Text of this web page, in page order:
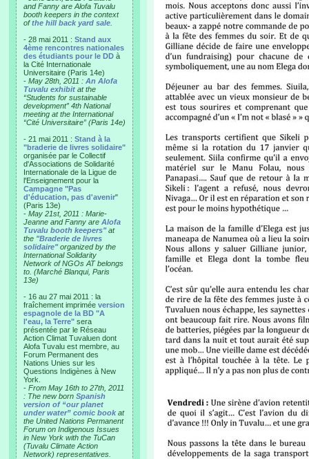
and Fanny are Alofa Tuvalu
booth keepers in the context
ofthe hill back yard sale
- 28 mai 2011 : Stand aux
4ème rencontres nationales
des étudiants pour le DD à
la Cité Internationale
Universitaire (Paris 14e)
- May 28th, 2011 : An Alofa
Tuvalu exhibit at the
“Students for sustainable
development” 4th National
meeting at the International
“Cité Universitaire” (Paris 14e)
- 21 mai 2011 : Stand à la
"braderie de livres solidaire"
organisée par le Collectif
d'Associations de Solidarité
Internationale de la Ligue de
l'Enseignement pour la
Campagne "Pas
d'éducation, pas d'avenir"
(Paris 13e)
- May 21st, 2011 : Marie-
Jeanne and Fanny are Alofa
Tuvalu booth keepers"at
the "Braderie de livres
solidaire"organized by the
International Solidarity
Network of NGOs AT belongs
to. (Marché Blanqui, Paris
13e)
- 16 au 27 mai 2011 : la
fraîchement imprimée version
espagnole de la BD "A
l'eau, la Terre" sera
présentée par le Réseau
Action Climat Tuvaluen dont
Alofa Tuvalu est membre, au
Forum Permanent des
Nations Unies sur les
Questions Indigènes à New
York.
- From May 16th to 27th, 2011
: The new born Spanish
version of “our planet
under water” comic book at
the United Nations Permanent
Forum on Indigenous Issues
in New York with the TuCan
(Tuvalu Climate Action
Network) representatives.